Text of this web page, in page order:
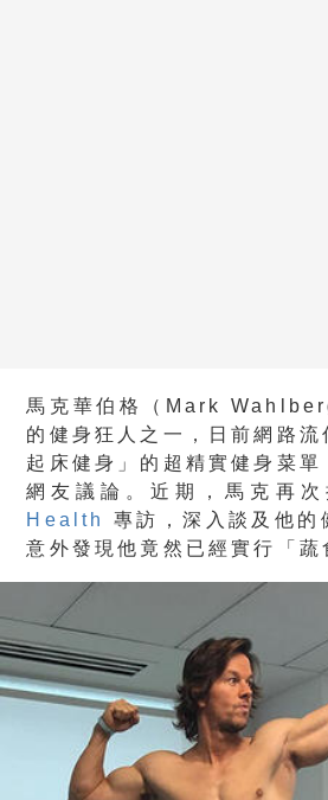
馬克華伯格（Mark
的健身狂人之一，日前網路流
起床健身」的超精實健身菜單
網友議論。近期，馬克再
Health
專訪，深入談及他的
意外發現他竟然已經實行「蔬